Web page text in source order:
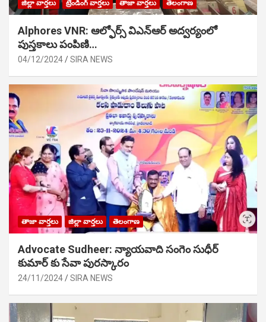
జిల్లా వార్తలు ట్రేండింగ్ వార్తలు తాజా వార్తలు తెలంగాణ
Alphores VNR: ఆల్ఫోర్స్ విఎన్ఆర్ అద్వర్యంలో
పుస్తకాలు పంపిణి…
04/12/2024 SIRA NEWS
తాజా వార్తలు జిల్లా వార్తలు తెలంగాణ
Advocate Sudheer: న్యాయవాది సంగెం సుధీర్
కుమార్ కు సేవా పురస్కారం
24/11/2024 SIRA NEWS